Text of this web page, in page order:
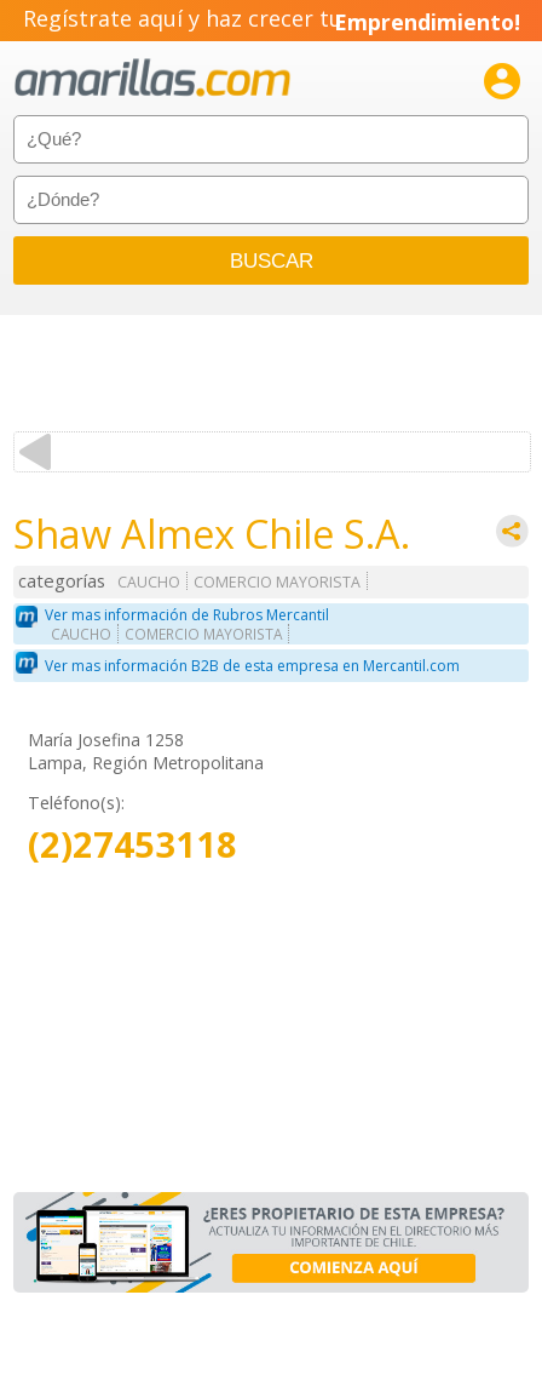
Regístrate aquí y haz crecer tuEmprendimiento!

Shaw Almex Chile S.A.
categorías CAUCHO
COMERCIO MAYORISTA
Ver mas información de Rubros Mercantil
CAUCHO COMERCIO MAYORISTA
Ver mas información B2B de esta empresa en Mercantil.com
María Josefina 1258
Lampa, Región Metropolitana
Teléfono(s):
(2)27453118